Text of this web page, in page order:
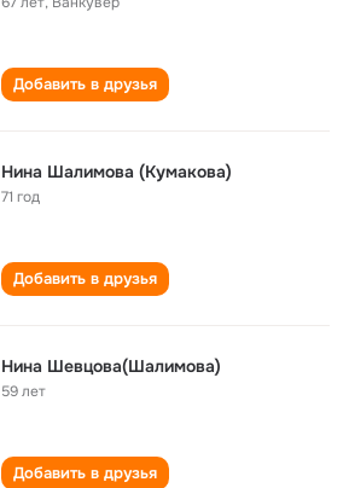
Добавить в друзья
Нина Шалимова (Кумакова)
71 год
Добавить в друзья
Нина Шевцова(Шалимова)
59 лет
Добавить в друзья